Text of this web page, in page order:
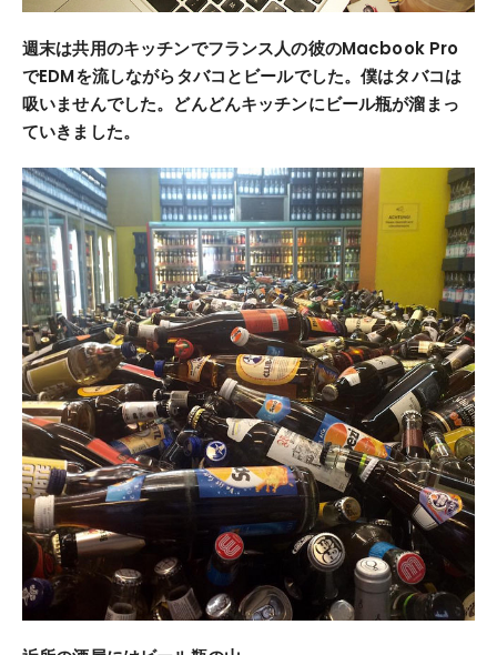
週末は共用のキッチンでフランス人の彼のMacbook Pro
でEDMを流しながらタバコとビールでした。僕はタバコは
吸いませんでした。どんどんキッチンにビール瓶が溜まっ
ていきました。